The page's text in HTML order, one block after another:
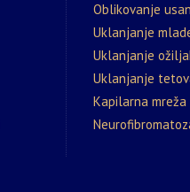
Oblikovanje
Uklanjanje
Uklanjanje
Uklanjanje
Kapilarna mreža